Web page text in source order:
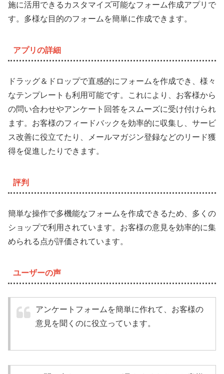
施に活用できるカスタマイズ可能なフォーム作成アプリで
す。多様な目的のフォームを簡単に作成できます。
アプリの詳細
ドラッグ＆ドロップで直感的にフォームを作成でき、様々
なテンプレートも利用可能です。これにより、お客様から
の問い合わせやアンケート回答をスムーズに受け付けられ
ます。お客様のフィードバックを効率的に収集し、サービ
ス改善に役立てたり、メールマガジン登録などのリード獲
得を促進したりできます。
評判
簡単な操作で多機能なフォームを作成できるため、多くの
ショップで利用されています。お客様の意見を効率的に集
められる点が評価されています。
ユーザーの声
アンケートフォームを簡単に作れて、お客様の
意見を聞くのに役立っています。